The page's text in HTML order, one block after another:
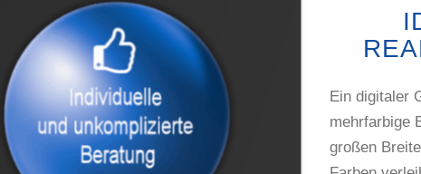
Ein digitaler
mehrfarbige
großen